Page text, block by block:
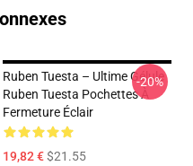
Ruben Tuesta – Ultime Gélule
Ruben Tuesta Pochettes À
Fermeture Éclair
19,82 €$21.55
-20%